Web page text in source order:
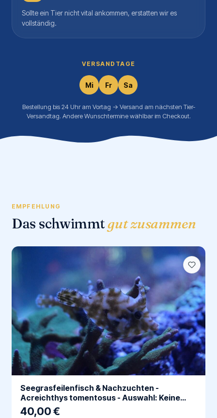
Sollte ein Tier nicht vital ankommen, erstatten wir es
vollständig.
VERSANDTAGE
Mi Fr Sa
Bestellung bis 24 Uhr am Vortag → Versand am nächsten Tier-
Versandtag. Andere Wunschtermine wählbar im Checkout.
EMPFEHLUNG
Das schwimmtgut zusammen
Seegrasfeilenfisch & Nachzuchten -
Acreichthys tomentosus - Auswahl: Keine
Nachzucht
40,00 €